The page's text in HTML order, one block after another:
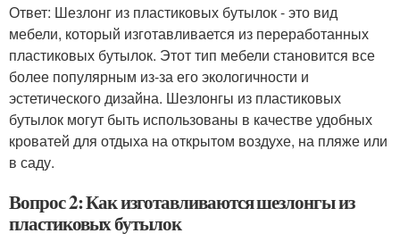
Ответ: Шезлонг из пластиковых бутылок - это вид
мебели, который изготавливается из переработанных
пластиковых бутылок. Этот тип мебели становится все
более популярным из-за его экологичности и
эстетического дизайна. Шезлонгы из пластиковых
бутылок могут быть использованы в качестве удобных
кроватей для отдыха на открытом воздухе, на пляже или
в саду.
Вопрос 2: Как изготавливаются шезлонгы из
пластиковых бутылок